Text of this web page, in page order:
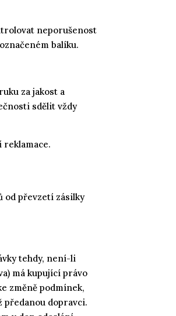
neporušenost
balíku.
za jakost a
sdělit vždy
reklamace.
od převzetí zásilky
tehdy, není-li
má kupující právo
změně podmínek,
předanou dopravci.